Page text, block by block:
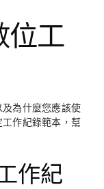
位工
為什麼您應該使
作紀錄範本，幫
作紀